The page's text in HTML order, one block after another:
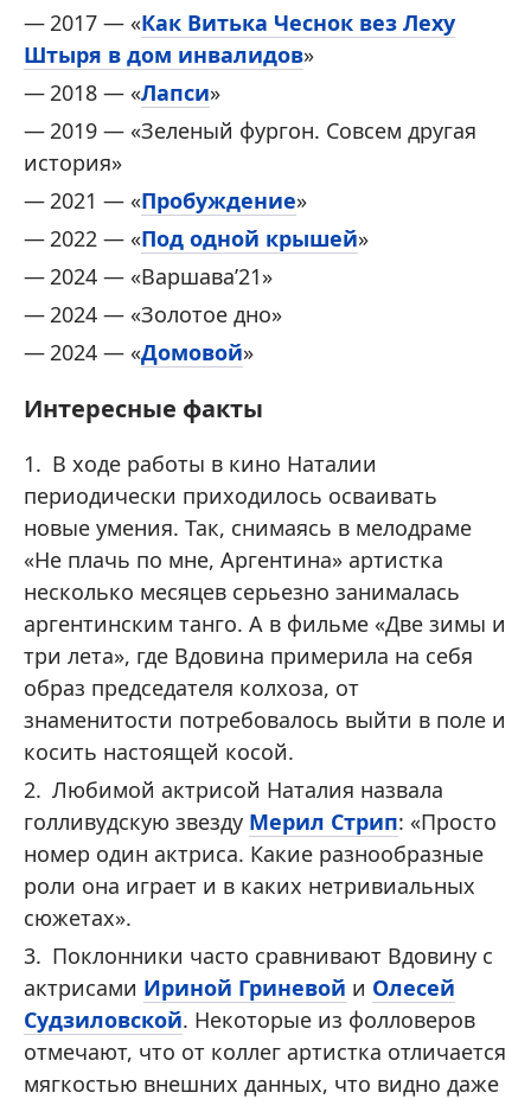
2017 — «Как Витька Чеснок вез Леху
Штыря в дом инвалидов»
2018 — «Лапси»
2019 — «Зеленый фургон. Совсем другая
история»
2021 — «Пробуждение»
2022 — «Под одной крышей»
2024 — «Варшава’21»
2024 — «Золотое дно»
2024 — «Домовой»
Интересные факты
В ходе работы в кино Наталии
периодически приходилось осваивать
новые умения. Так, снимаясь в мелодраме
«Не плачь по мне, Аргентина» артистка
несколько месяцев серьезно занималась
аргентинским танго. А в фильме «Две зимы и
три лета», где Вдовина примерила на себя
образ председателя колхоза, от
знаменитости потребовалось выйти в поле и
косить настоящей косой.
Любимой актрисой Наталия назвала
голливудскую звезду Мерил Стрип: «Просто
номер один актриса. Какие разнообразные
роли она играет и в каких нетривиальных
сюжетах».
Поклонники часто сравнивают Вдовину с
актрисами Ириной Гриневой и Олесей
Судзиловской. Некоторые из фолловеров
отмечают, что от коллег артистка отличается
мягкостью внешних данных, что видно даже